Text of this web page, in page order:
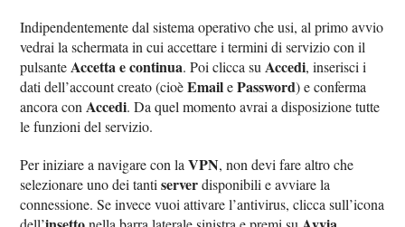
Indipendentemente dal sistema operativo che usi, al primo avvio
vedrai la schermata in cui accettare i termini di servizio con il
pulsante Accetta e continua. Poi clicca su Accedi, inserisci i
dati dell’account creato (cioèEmailePassword) e conferma
ancora con Accedi. Da quel momento avrai a disposizione tutte
le funzioni del servizio.
Per iniziare a navigare con laVPN, non devi fare altro che
selezionare uno dei tantiserverdisponibili e avviare la
connessione. Se invece vuoi attivare l’antivirus, clicca sull’icona